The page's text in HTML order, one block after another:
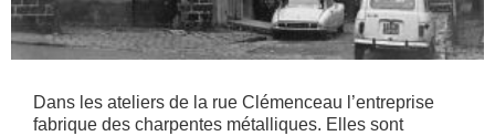
Dans les ateliers de la rue Clémenceau l’entreprise
fabrique des charpentes métalliques. Elles sont